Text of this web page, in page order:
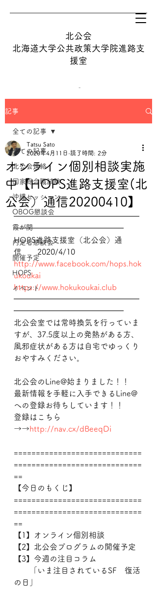
北公会
​北海道大学公共政策大学院進路支
援室
記事
全ての記事
北公会連絡
国家総合職試験
沖縄セッション
OBOG懇談会
霞が関
内定者懇談会
開催予定
HOPS
イベント
全ての記事
オンライン個別相談実施
中【HOPS進路支援室(北
公会）通信20200410】
Tatsu Sato
2020年4月11日 読了時間: 2分
━━━━━━━━━━━━━━━━
━━━━━━━━━━━━━━
HOPS進路支援室（北公会）通
信　　2020/4/10
http://www.facebook.com/hops.hok
ukoukai
https://www.hokukoukai.club
━━━━━━━━━━━━━━━━
━━━━━━━━━━━━━━
北公会室では常時換気を行っていま
すが、37.5度以上の発熱がある方、
風邪症状がある方は自宅でゆっくり
おやすみください。
北公会のLine@始まりました！！
最新情報を手軽に入手できるLine@
への登録お待ちしています！！
登録はこちら
→→http://nav.cx/dBeeqDi
=============================
=============================
==
【今日のもくじ】
=============================
=============================
==
【1】オンライン個別相談
【2】北公会プログラムの開催予定
【3】今週の注目コラム
「いま注目されているSF　復活
の日」